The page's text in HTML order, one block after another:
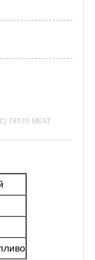
76570 MEAT